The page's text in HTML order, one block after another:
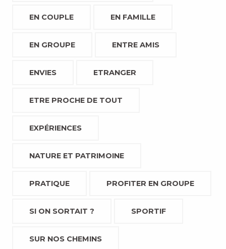
EN COUPLE EN FAMILLE
EN GROUPE ENTRE AMIS
ENVIES ETRANGER
ETRE PROCHE DE TOUT
EXPÉRIENCES
NATURE ET PATRIMOINE
PRATIQUE PROFITER EN GROUPE
SI ON SORTAIT ? SPORTIF
SUR NOS CHEMINS